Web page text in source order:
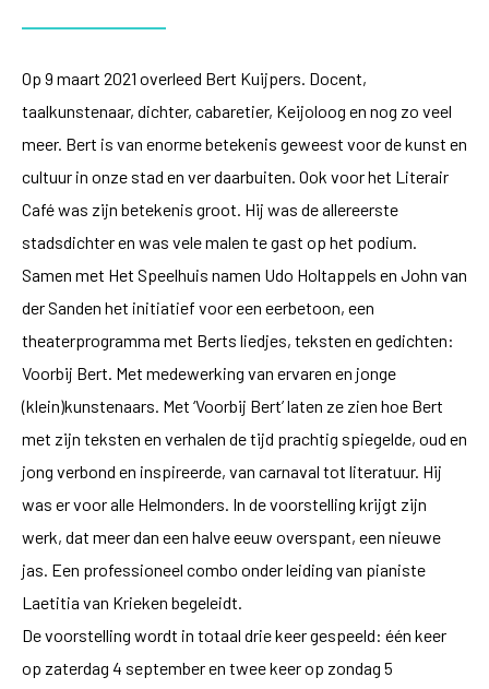
Op 9 maart 2021 overleed Bert Kuijpers. Docent,
taalkunstenaar, dichter, cabaretier, Keijoloog en nog zo veel
meer. Bert is van enorme betekenis geweest voor de kunst en
cultuur in onze stad en ver daarbuiten. Ook voor het Literair
Café was zijn betekenis groot. Hij was de allereerste
stadsdichter en was vele malen te gast op het podium.
Samen met Het Speelhuis namen Udo Holtappels en John van
der Sanden het initiatief voor een eerbetoon, een
theaterprogramma met Berts liedjes, teksten en gedichten:
Voorbij Bert. Met medewerking van ervaren en jonge
(klein)kunstenaars. Met ‘Voorbij Bert’ laten ze zien hoe Bert
met zijn teksten en verhalen de tijd prachtig spiegelde, oud en
jong verbond en inspireerde, van carnaval tot literatuur. Hij
was er voor alle Helmonders. In de voorstelling krijgt zijn
werk, dat meer dan een halve eeuw overspant, een nieuwe
jas. Een professioneel combo onder leiding van pianiste
Laetitia van Krieken begeleidt.
De voorstelling wordt in totaal drie keer gespeeld: één keer
op zaterdag 4 september en twee keer op zondag 5